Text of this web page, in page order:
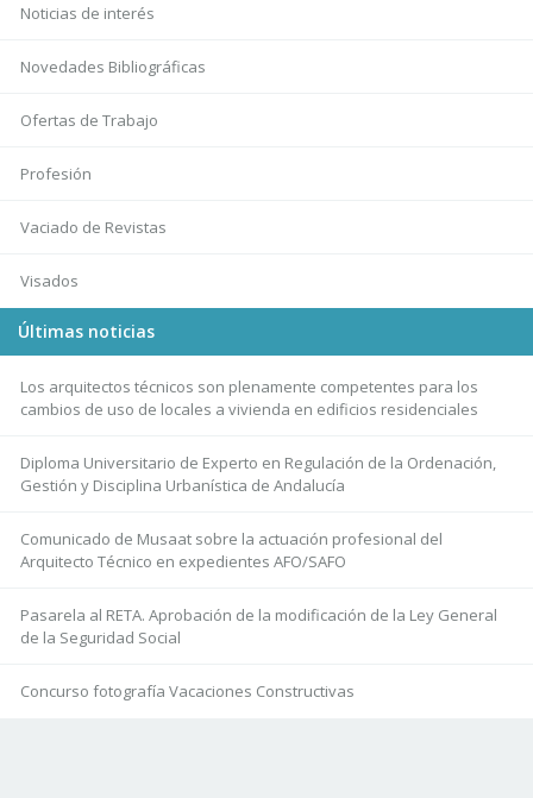
Noticias de interés
Novedades Bibliográficas
Ofertas de Trabajo
Profesión
Vaciado de Revistas
Visados
Últimas noticias
Los arquitectos técnicos son plenamente competentes para los
cambios de uso de locales a vivienda en edificios residenciales
Diploma Universitario de Experto en Regulación de la Ordenación,
Gestión y Disciplina Urbanística de Andalucía
Comunicado de Musaat sobre la actuación profesional del
Arquitecto Técnico en expedientes AFO/SAFO
Pasarela al RETA. Aprobación de la modificación de la Ley General
de la Seguridad Social
Concurso fotografía Vacaciones Constructivas